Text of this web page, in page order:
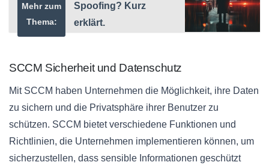
Mehr zum
Thema:
Spoofing? Kurz
erklärt.
SCCM Sicherheit und Datenschutz
Mit SCCM haben Unternehmen die Möglichkeit, ihre Daten
zu sichern und die Privatsphäre ihrer Benutzer zu
schützen. SCCM bietet verschiedene Funktionen und
Richtlinien, die Unternehmen implementieren können, um
sicherzustellen, dass sensible Informationen geschützt